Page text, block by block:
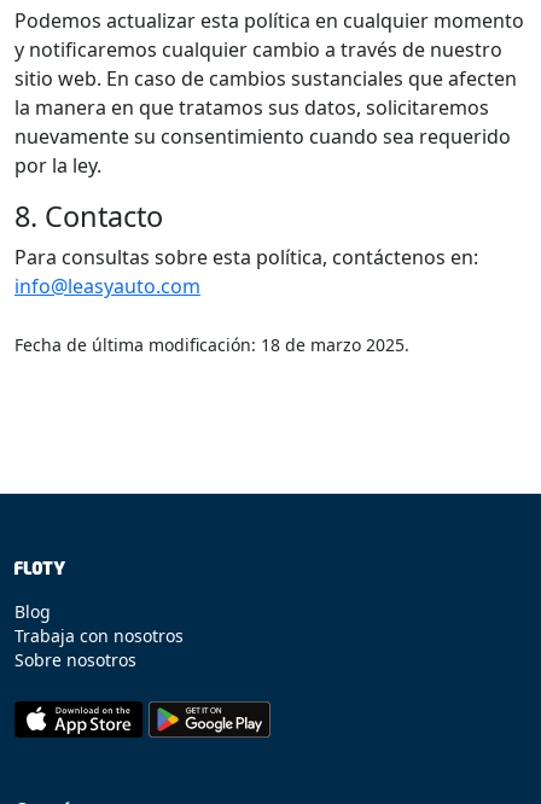
Podemos actualizar esta política en cualquier momento
y notificaremos cualquier cambio a través de nuestro
sitio web. En caso de cambios sustanciales que afecten
la manera en que tratamos sus datos, solicitaremos
nuevamente su consentimiento cuando sea requerido
por la ley.
8. Contacto
Para consultas sobre esta política, contáctenos en:
info@leasyauto.com
Fecha de última modificación: 18 de marzo 2025.
Blog
Trabaja con nosotros
Sobre nosotros